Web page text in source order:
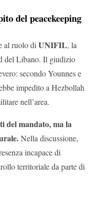
del peacekeeping
al ruolo diUNIFIL, la
del Libano. Il giudizio
secondo Younnes e
impedito a Hezbollah
nell’area.
del mandato, ma la
Nella discussione,
incapace di
territoriale da parte di